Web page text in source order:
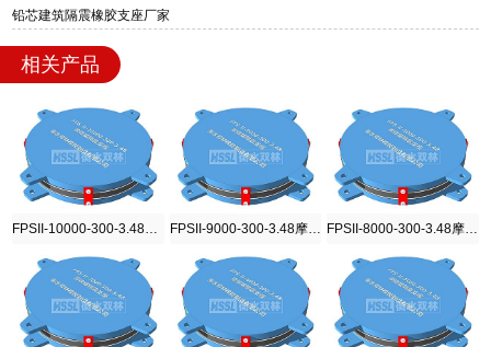
迎宾大街 9 号，厂家电话：13323182312。
铅芯建筑隔震橡胶支座厂家
相关产品
FPSII-9000-300-3.48摩擦摆隔震支座